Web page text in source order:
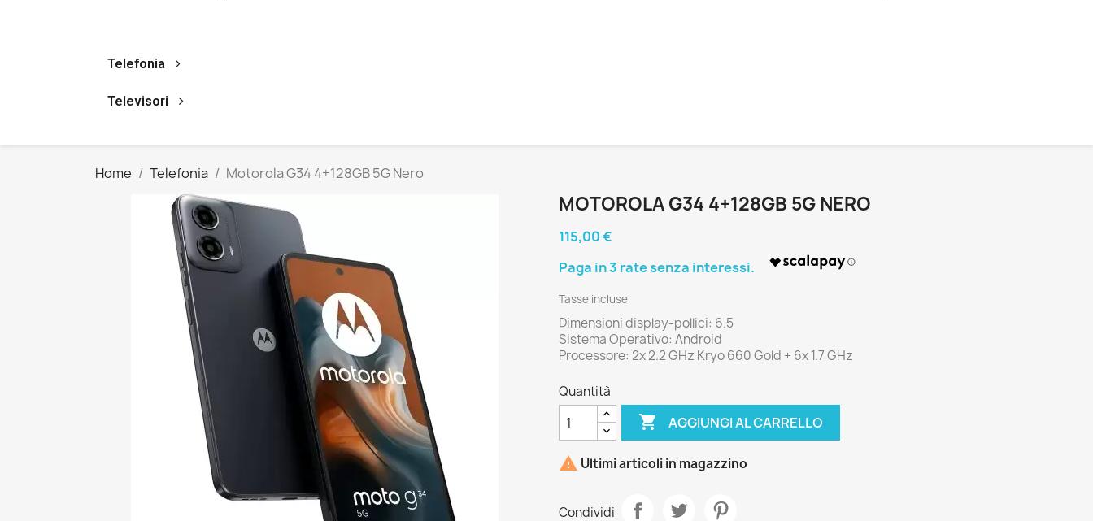
Telefonia
Televisori
Home Telefonia Motorola G34 4+128GB 5G Nero
MOTOROLA G34 4+128GB 5G NERO
115,00 €
Tasse incluse
Dimensioni display-pollici: 6.5
Sistema Operativo: Android
Processore: 2x 2.2 GHz Kryo 660 Gold + 6x 1.7 GHz
Quantità
 AGGIUNGI AL CARRELLO
 Ultimi articoli in magazzino
Condividi